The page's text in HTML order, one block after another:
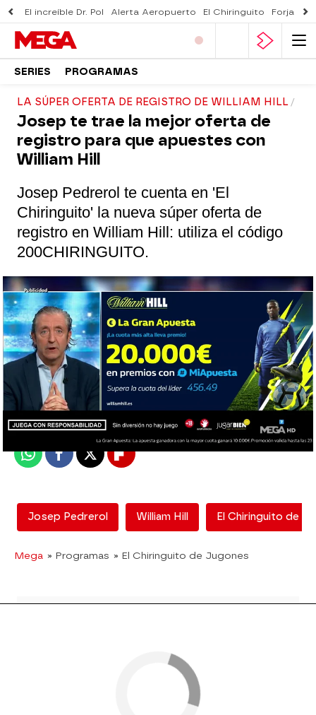
El increíble Dr. Pol Alerta Aeropuerto El Chiringuito Forjado
SERIES PROGRAMAS
LA SÚPER OFERTA DE REGISTRO DE WILLIAM HILL
Josep te trae la mejor oferta de
registro para que apuestes con
William Hill
Josep Pedrerol te cuenta en 'El
Chiringuito' la nueva súper oferta de
registro en William Hill: utiliza el código
200CHIRINGUITO.
El Chiringuito
Madrid
Publicado:24 de febrero de 2021, 00:12
WhatsappFacebook
X Flipboard
Josep Pedrerol William Hill El Chiringuito de
Mega » Programas » El Chiringuito de Jugones